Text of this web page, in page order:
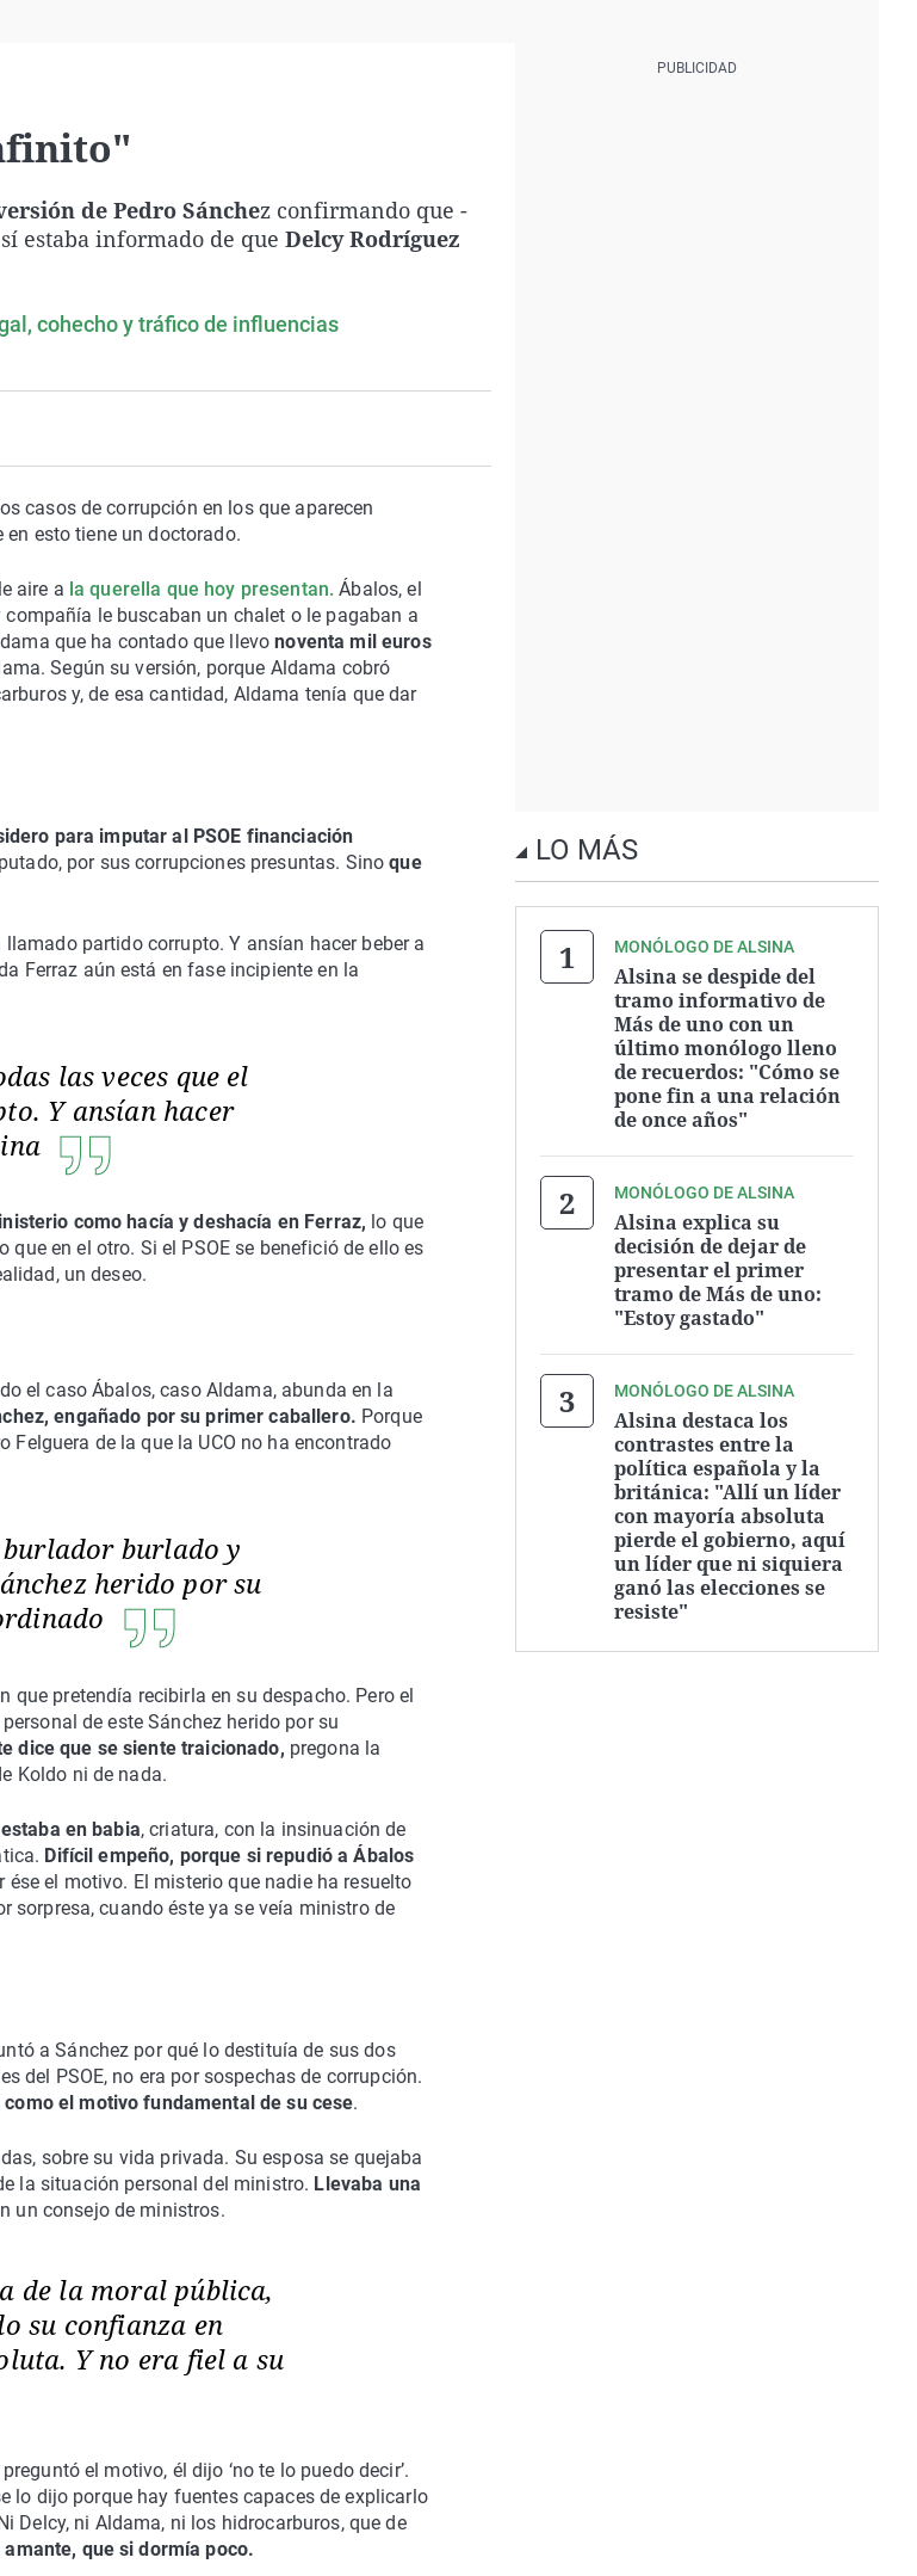
de Pedro Sánchez confirmando que -
estaba informado de que Delcy Rodríguez
cohecho y tráfico de influencias
casos de corrupción en los que aparecen
esto tiene un doctorado.
aire a la querella que hoy presentan. Ábalos, el
le buscaban un chalet o le pagaban a
que ha contado que llevonoventa mil euros
Según su versión, porque Aldama cobró
y, de esa cantidad, Aldama tenía que dar
para imputar al PSOE financiación
por sus corrupciones presuntas. Sinoque
partido corrupto. Y ansían hacer beber a
Ferraz aún está en fase incipiente en la
las veces que el
Y ansían hacer
como hacía y deshacía en Ferraz, lo que
en el otro. Si el PSOE se benefició de ello es
un deseo.
el caso Ábalos, caso Aldama, abunda en la
engañado por su primer caballero. Porque
Felguera de la que la UCO no ha encontrado
burlado y
herido por su
que pretendía recibirla en su despacho. Pero el
de este Sánchez herido por su
dice que se siente traicionado, pregona la
Koldo ni de nada.
en babia, criatura, con la insinuación de
Difícil empeño, porque si repudió a Ábalos
el motivo. El misterio que nadie ha resuelto
sorpresa, cuando éste ya se veía ministro de
a Sánchez por qué lo destituía de sus dos
del PSOE, no era por sospechas de corrupción.
el motivo fundamental de su cese.
sobre su vida privada. Su esposa se quejaba
la situación personal del ministro. Llevaba una
un consejo de ministros.
de la moral pública,
su confianza en
Y no era fiel a su
el motivo, él dijo ‘no te lo puedo decir’.
lo dijo porque hay fuentes capaces de explicarlo
Ni Delcy, ni Aldama, ni los hidrocarburos, que de
que si dormía poco.
LO MÁS
MONÓLOGO DE ALSINA
Alsina se despide del
tramo informativo de
Más de uno con un
último monólogo lleno
de recuerdos: "Cómo se
pone fin a una relación
de once años"
MONÓLOGO DE ALSINA
Alsina explica su
decisión de dejar de
presentar el primer
tramo de Más de uno:
"Estoy gastado"
MONÓLOGO DE ALSINA
Alsina destaca los
contrastes entre la
política española y la
británica: "Allí un líder
con mayoría absoluta
pierde el gobierno, aquí
un líder que ni siquiera
ganó las elecciones se
resiste"